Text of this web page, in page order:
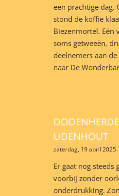
een prachtige dag.
stond de koffie
Biezenmortel. Eén
soms getweeën,
deelnemers aan
naar De
UDENHOUT
zaterdag, 19 april 2025
Er gaat nog steeds
voorbij zonder
onderdrukking.